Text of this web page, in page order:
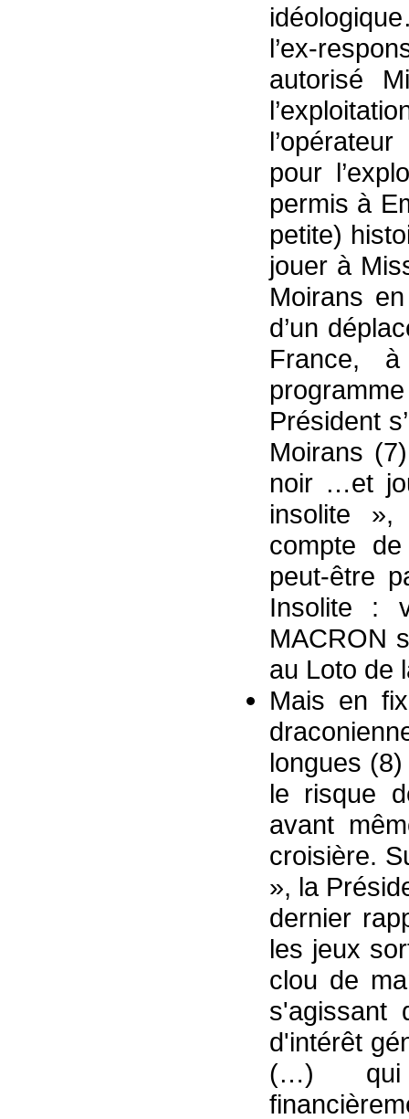
l’ex-
autorisé
pour
permis à
petite)
jouer à
Moirans
d’un
France,
Président
Moirans
noir …et
insolite
compte
peut-être
Insolite :
MACRON
au Loto de
Mais en
longues
le risque
avant
croisière.
», la
dernier
les jeux
clou de
s'agissant
d'intérêt
(…) qui